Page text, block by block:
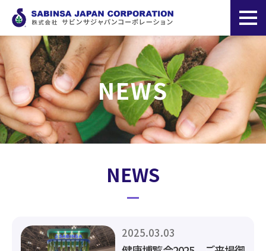
NEWS
NEWS
2025.03.03